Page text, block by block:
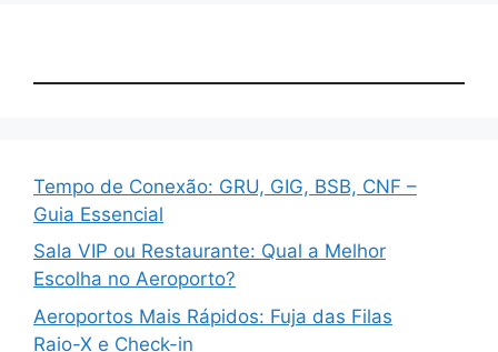
Tempo de Conexão: GRU, GIG, BSB, CNF –
Guia Essencial
Sala VIP ou Restaurante: Qual a Melhor
Escolha no Aeroporto?
Aeroportos Mais Rápidos: Fuja das Filas
Raio-X e Check-in